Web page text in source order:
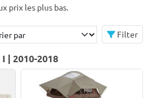
prix les plus bas.
Filter
| 2010-2018